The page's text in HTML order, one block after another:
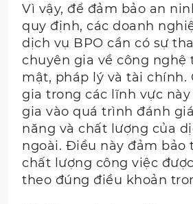
Vì vậy, để đảm bảo an
quy định, các doanh
dịch vụ BPO cần có sự
chuyên gia về công nghệ
mật, pháp lý và tài chính.
gia trong các lĩnh vực
gia vào quá trình đánh
năng và chất lượng của
ngoài. Điều này đảm bảo
chất lượng công việc
theo đúng điều khoản